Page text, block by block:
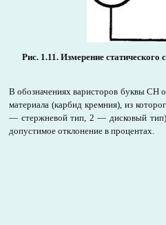
Рис. 1.11. Измерение
В обозначениях варисторов буквы СН
материала (карбид кремния), из
— стержневой тип, 2 — дисковый
допустимое отклонение в процентах.